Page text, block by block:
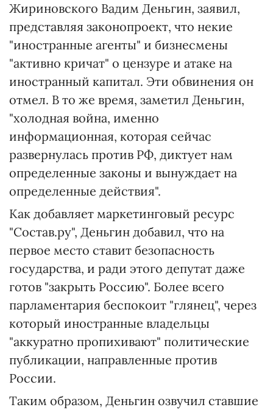
Жириновского Вадим Деньгин, заявил,
представляя законопроект, что некие
"иностранные агенты" и бизнесмены
"активно кричат" о цензуре и атаке на
иностранный капитал. Эти обвинения он
отмел. В то же время, заметил Деньгин,
"холодная война, именно
информационная, которая сейчас
развернулась против РФ, диктует нам
определенные законы и вынуждает на
определенные действия".
Как добавляет маркетинговый ресурс
"Состав.ру", Деньгин добавил, что на
первое место ставит безопасность
государства, и ради этого депутат даже
готов "закрыть Россию". Более всего
парламентария беспокоит "глянец", через
который иностранные владельцы
"аккуратно пропихивают" политические
публикации, направленные против
России.
Таким образом, Деньгин озвучил ставшие